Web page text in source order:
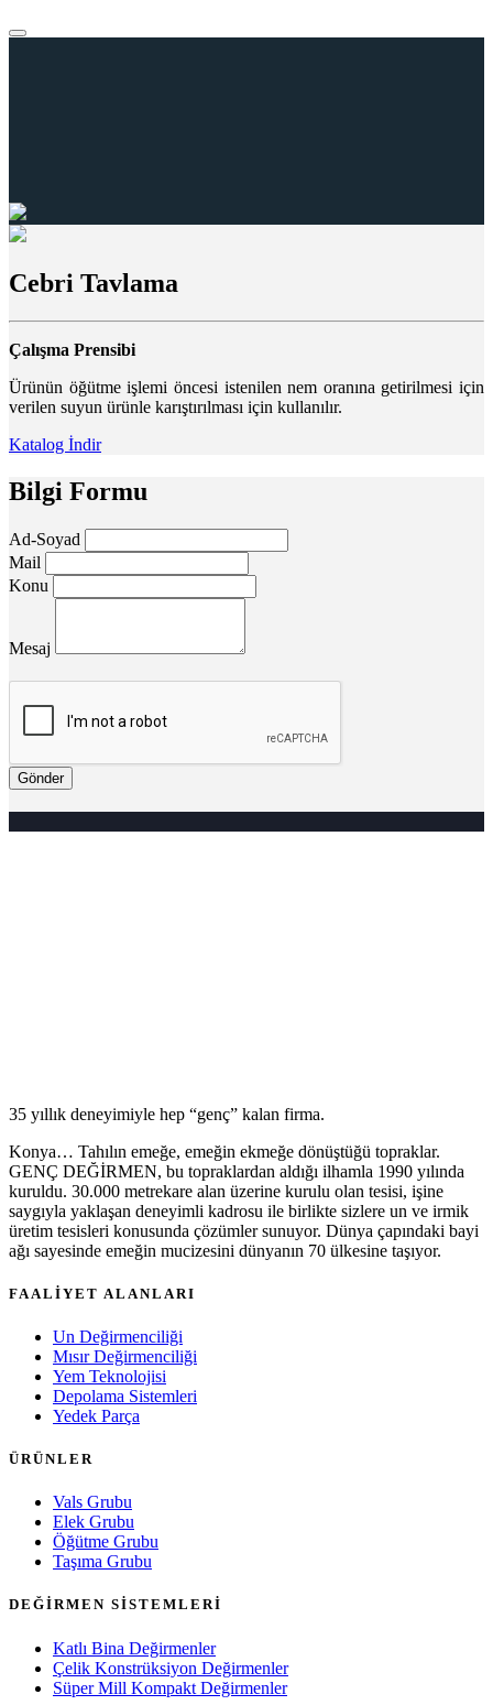
Cebri Tavlama
Çalışma Prensibi
Ürünün öğütme işlemi öncesi istenilen nem oranına getirilmesi için
verilen suyun ürünle karıştırılması için kullanılır.
Katalog İndir
Bilgi Formu
Ad-Soyad
Mail
Konu
Mesaj
Gönder
35 yıllık deneyimiyle hep “genç” kalan firma.
Konya… Tahılın emeğe, emeğin ekmeğe dönüştüğü topraklar.
GENÇ DEĞİRMEN, bu topraklardan aldığı ilhamla 1990 yılında
kuruldu. 30.000 metrekare alan üzerine kurulu olan tesisi, işine
saygıyla yaklaşan deneyimli kadrosu ile birlikte sizlere un ve irmik
üretim tesisleri konusunda çözümler sunuyor. Dünya çapındaki bayi
ağı sayesinde emeğin mucizesini dünyanın 70 ülkesine taşıyor.
FAALİYET ALANLARI
Un Değirmenciliği
Mısır Değirmenciliği
Yem Teknolojisi
Depolama Sistemleri
Yedek Parça
ÜRÜNLER
Vals Grubu
Elek Grubu
Öğütme Grubu
Taşıma Grubu
DEĞİRMEN SİSTEMLERİ
Katlı Bina Değirmenler
Çelik Konstrüksiyon Değirmenler
Süper Mill Kompakt Değirmenler